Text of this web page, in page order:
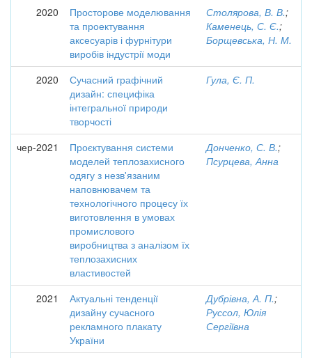
2020
Просторове моделювання
та проектування
аксесуарів і фурнітури
виробів індустрії моди
Столярова, В. В.;
Каменець, С. Є.;
Борщевська, Н. М.
2020
Сучасний графічний
дизайн: специфіка
інтегральної природи
творчості
Гула, Є. П.
чер-2021
Проєктування системи
моделей теплозахисного
одягу з незв'язаним
наповнювачем та
технологічного процесу їх
виготовлення в умовах
промислового
виробництва з аналізом їх
теплозахисних
властивостей
Донченко, С. В.;
Псурцева, Анна
2021
Актуальні тенденції
дизайну сучасного
рекламного плакату
України
Дубрівна, А. П.;
Руссол, Юлія
Сергіївна